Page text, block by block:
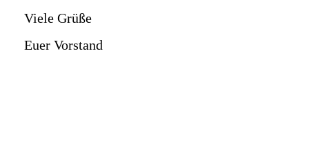
Viele Grüße
Euer Vorstand